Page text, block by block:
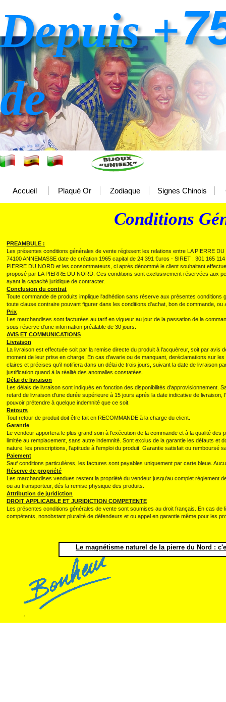
Accueil Plaqué Or Zodiaque Signes Chinois
Depuis +
de
Conditions
PREAMBULE :
Les présentes conditions générales de vente régissent les relations entre LA PIERRE
74100 ANNEMASSE date de création 1965 capital de 24 391 €uros - SIRET : 301 165
PIERRE DU NORD et les consommateurs, ci après dénommé le client souhaitant
proposé par LA PIERRE DU NORD. Ces conditions sont exclusivement réservées aux
ayant la capacité juridique de contracter.
Conclusion du contrat
Toute commande de produits implique l'adhédion sans réserve aux présentes
toute clause contraire pouvant figurer dans les conditions d'achat, bon de commande,
Prix
Les marchandises sont facturées au tarif en vigueur au jour de la passation de la
sous réserve d'une information préalable de 30 jours.
AVIS ET COMMUNICATIONS
Livraison
La livraison est effectuée soit par la remise directe du produit à l'acquéreur, soit par
moment de leur prise en charge. En cas d'avarie ou de manquant, deréclamations sur
claires et précises qu'il notifiera dans un délai de trois jours, suivant la date de livraison
justification quand à la réalité des anomalies constatées.
Délai de livraison
Les délais de livraison sont indiqués en fonction des disponibilités d'approvisionnement.
retard de livraison d'une durée supérieure à 15 jours aprés la date indicative de
pouvoir prétendre à quelque indemnité que ce soit.
Retours
Tout retour de produit doit être fait en RECOMMANDE à la charge du client.
Garantie
Le vendeur apportera le plus grand soin à l'exécution de la commande et à la qualité
limitée au remplacement, sans autre indemnité. Sont exclus de la garantie les défauts
nature, les prescriptions, l'aptitude à l'emploi du produit. Garantie satisfait ou remboursé
Paiement
Sauf conditions particulières, les factures sont payables uniquement par carte bleue.
Réserve de propriété
Les marchandises vendues restent la propriété du vendeur jusqu'au complet
ou au transporteur, dés la remise physique des produits.
Attribution de juridiction
DROIT APPLICABLE ET JURIDICTION COMPETENTE
Les présentes conditions générales de vente sont soumises au droit français. En cas
compétents, nonobstant pluralité de défendeurs et ou appel en garantie même pour les
Le magnétisme naturel de la pierre du Nord :
.